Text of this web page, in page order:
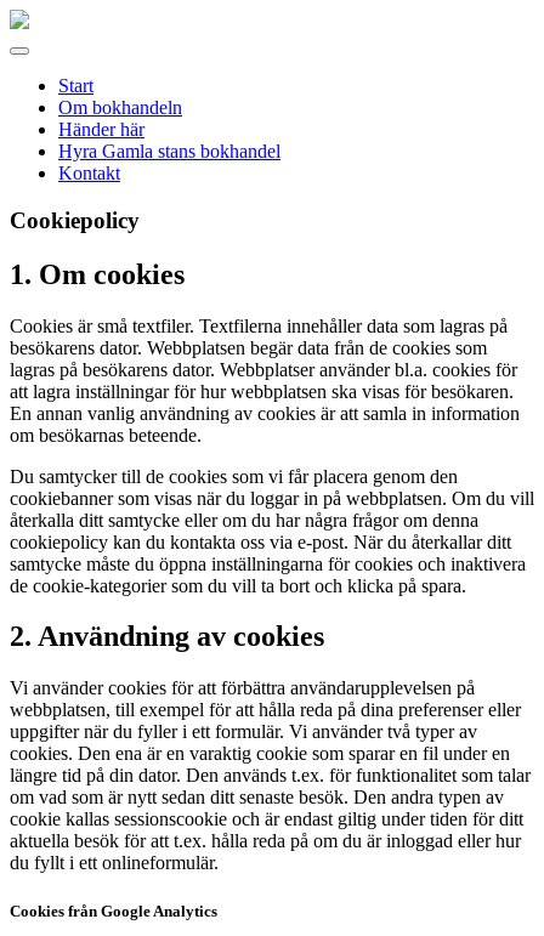
Gamla
Meny
Start
Om bokhandeln
Händer här
Hyra Gamla stans bokhandel
Kontakt
Cookiepolicy
1. Om cookies
Cookies är små textfiler. Textfilerna innehåller data som lagras på
besökarens dator. Webbplatsen begär data från de cookies som
lagras på besökarens dator. Webbplatser använder bl.a. cookies för
att lagra inställningar för hur webbplatsen ska visas för besökaren.
En annan vanlig användning av cookies är att samla in information
om besökarnas beteende.
Du samtycker till de cookies som vi får placera genom den
cookiebanner som visas när du loggar in på webbplatsen. Om du vill
återkalla ditt samtycke eller om du har några frågor om denna
cookiepolicy kan du kontakta oss via e-post. När du återkallar ditt
samtycke måste du öppna inställningarna för cookies och inaktivera
de cookie-kategorier som du vill ta bort och klicka på spara.
2. Användning av cookies
Vi använder cookies för att förbättra användarupplevelsen på
webbplatsen, till exempel för att hålla reda på dina preferenser eller
uppgifter när du fyller i ett formulär. Vi använder två typer av
cookies. Den ena är en varaktig cookie som sparar en fil under en
längre tid på din dator. Den används t.ex. för funktionalitet som talar
om vad som är nytt sedan ditt senaste besök. Den andra typen av
cookie kallas sessionscookie och är endast giltig under tiden för ditt
aktuella besök för att t.ex. hålla reda på om du är inloggad eller hur
du fyllt i ett onlineformulär.
Cookies från Google Analytics